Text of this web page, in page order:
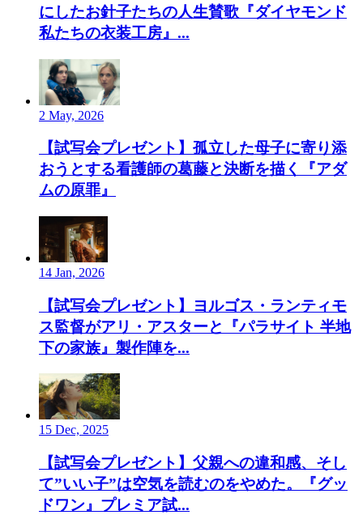
にしたお針子たちの人生賛歌『ダイヤモンド
私たちの衣装工房』...
2 May, 2026
【試写会プレゼント】孤立した母子に寄り添
おうとする看護師の葛藤と決断を描く『アダ
ムの原罪』
14 Jan, 2026
【試写会プレゼント】ヨルゴス・ランティモ
ス監督がアリ・アスターと『パラサイト 半地
下の家族』製作陣を...
15 Dec, 2025
【試写会プレゼント】父親への違和感、そし
て”いい子”は空気を読むのをやめた。『グッ
ドワン』プレミア試...